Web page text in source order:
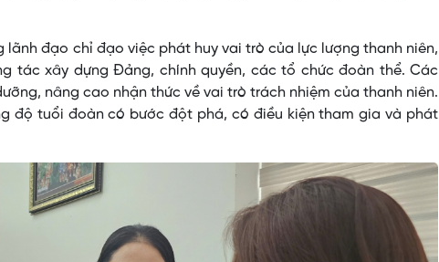
lãnh đạo chỉ đạo việc phát huy vai trò của lực lượng thanh niên,
tác xây dựng Đảng, chính quyền, các tổ chức đoàn thể. Các
nâng cao nhận thức về vai trò trách nhiệm của thanh niên.
độ tuổi đoàn có bước đột phá, có điều kiện tham gia và phát